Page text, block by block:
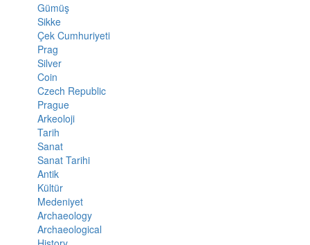
Gümüş
Sikke
Çek Cumhuriyeti
Prag
Silver
Coin
Czech Republic
Prague
Arkeoloji
Tarih
Sanat
Sanat Tarihi
Antik
Kültür
Medeniyet
Archaeology
Archaeological